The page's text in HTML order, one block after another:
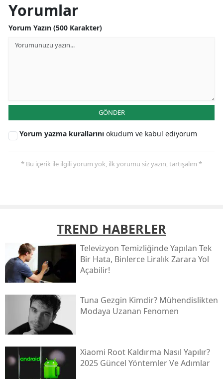
Yorumlar
Yorum Yazın (500 Karakter)
GÖNDER
Yorum yazma kurallarını okudum ve kabul ediyorum
* Bu içerik ile ilgili yorum yok, ilk yorumu siz yazın, tartışalım *
TREND HABERLER
Televizyon Temizliğinde Yapılan Tek
Bir Hata, Binlerce Liralık Zarara Yol
Açabilir!
Tuna Gezgin Kimdir? Mühendislikten
Modaya Uzanan Fenomen
Xiaomi Root Kaldırma Nasıl Yapılır?
2025 Güncel Yöntemler Ve Adımlar